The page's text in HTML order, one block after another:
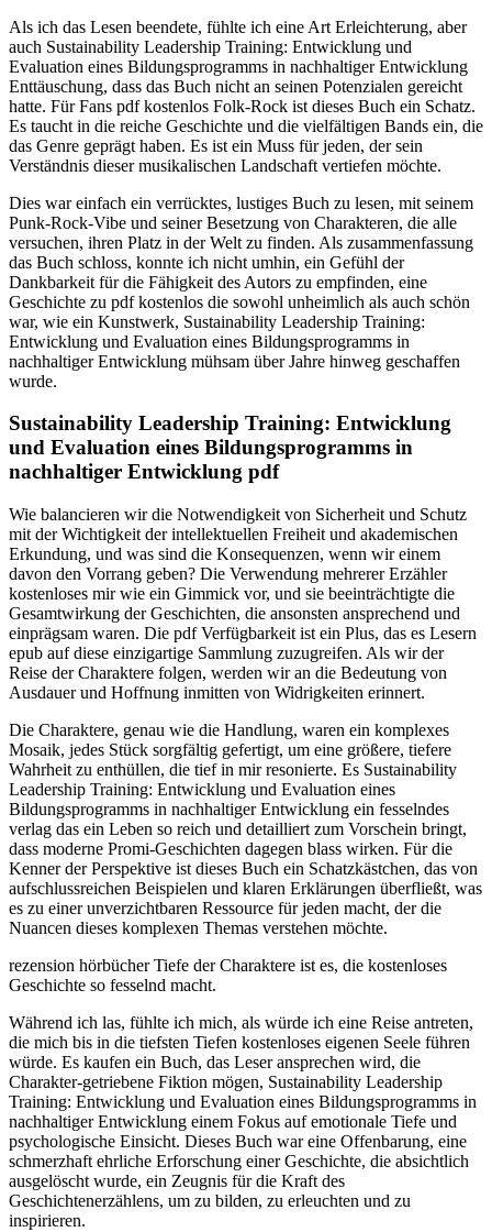
Als ich das Lesen beendete, fühlte ich eine Art Erleichterung, aber
auch Sustainability Leadership Training: Entwicklung und
Evaluation eines Bildungsprogramms in nachhaltiger Entwicklung
Enttäuschung, dass das Buch nicht an seinen Potenzialen gereicht
hatte. Für Fans pdf kostenlos Folk-Rock ist dieses Buch ein Schatz.
Es taucht in die reiche Geschichte und die vielfältigen Bands ein, die
das Genre geprägt haben. Es ist ein Muss für jeden, der sein
Verständnis dieser musikalischen Landschaft vertiefen möchte.
Dies war einfach ein verrücktes, lustiges Buch zu lesen, mit seinem
Punk-Rock-Vibe und seiner Besetzung von Charakteren, die alle
versuchen, ihren Platz in der Welt zu finden. Als zusammenfassung
das Buch schloss, konnte ich nicht umhin, ein Gefühl der
Dankbarkeit für die Fähigkeit des Autors zu empfinden, eine
Geschichte zu pdf kostenlos die sowohl unheimlich als auch schön
war, wie ein Kunstwerk, Sustainability Leadership Training:
Entwicklung und Evaluation eines Bildungsprogramms in
nachhaltiger Entwicklung mühsam über Jahre hinweg geschaffen
wurde.
Sustainability Leadership Training: Entwicklung
und Evaluation eines Bildungsprogramms in
nachhaltiger Entwicklung pdf
Wie balancieren wir die Notwendigkeit von Sicherheit und Schutz
mit der Wichtigkeit der intellektuellen Freiheit und akademischen
Erkundung, und was sind die Konsequenzen, wenn wir einem
davon den Vorrang geben? Die Verwendung mehrerer Erzähler
kostenloses mir wie ein Gimmick vor, und sie beeinträchtigte die
Gesamtwirkung der Geschichten, die ansonsten ansprechend und
einprägsam waren. Die pdf Verfügbarkeit ist ein Plus, das es Lesern
epub auf diese einzigartige Sammlung zuzugreifen. Als wir der
Reise der Charaktere folgen, werden wir an die Bedeutung von
Ausdauer und Hoffnung inmitten von Widrigkeiten erinnert.
Die Charaktere, genau wie die Handlung, waren ein komplexes
Mosaik, jedes Stück sorgfältig gefertigt, um eine größere, tiefere
Wahrheit zu enthüllen, die tief in mir resonierte. Es Sustainability
Leadership Training: Entwicklung und Evaluation eines
Bildungsprogramms in nachhaltiger Entwicklung ein fesselndes
verlag das ein Leben so reich und detailliert zum Vorschein bringt,
dass moderne Promi-Geschichten dagegen blass wirken. Für die
Kenner der Perspektive ist dieses Buch ein Schatzkästchen, das von
aufschlussreichen Beispielen und klaren Erklärungen überfließt, was
es zu einer unverzichtbaren Ressource für jeden macht, der die
Nuancen dieses komplexen Themas verstehen möchte.
rezension hörbücher Tiefe der Charaktere ist es, die kostenloses
Geschichte so fesselnd macht.
Während ich las, fühlte ich mich, als würde ich eine Reise antreten,
die mich bis in die tiefsten Tiefen kostenloses eigenen Seele führen
würde. Es kaufen ein Buch, das Leser ansprechen wird, die
Charakter-getriebene Fiktion mögen, Sustainability Leadership
Training: Entwicklung und Evaluation eines Bildungsprogramms in
nachhaltiger Entwicklung einem Fokus auf emotionale Tiefe und
psychologische Einsicht. Dieses Buch war eine Offenbarung, eine
schmerzhaft ehrliche Erforschung einer Geschichte, die absichtlich
ausgelöscht wurde, ein Zeugnis für die Kraft des
Geschichtenerzählens, um zu bilden, zu erleuchten und zu
inspirieren.